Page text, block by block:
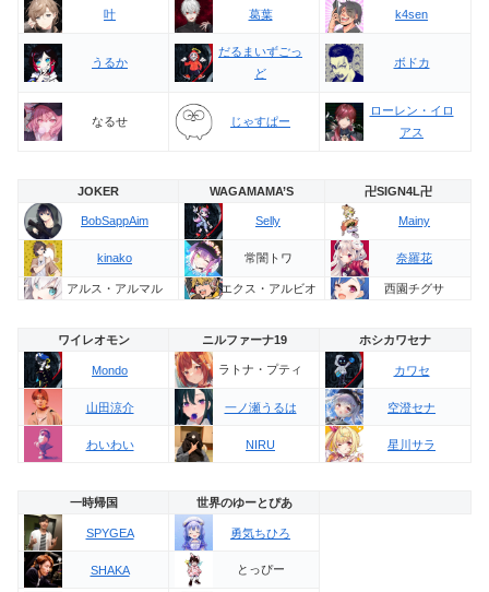
叶 葛葉 k4sen
うるか
だるまいずごっ
ど
ボドカ
なるせ じゃすぱー
ローレン・イロ
アス
JOKER WAGAMAMA’S 卍SIGN4L卍
BobSappAim Selly Mainy
kinako 常闇トワ 奈羅花
アルス・アルマル エクス・アルビオ 西園チグサ
ワイレオモン ニルファーナ19 ホシカワセナ
Mondo ラトナ・プティ カワセ
山田涼介 一ノ瀬うるは 空澄セナ
わいわい NIRU 星川サラ
一時帰国 世界のゆーとぴあ
SPYGEA 勇気ちひろ
SHAKA とっぴー